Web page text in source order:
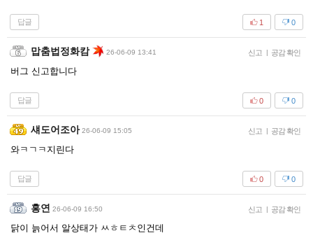
답글 0
1
맙춤법정화캄 26-06-09 13:41 신고 | 공감 확인
버그 신고합니다
답글 0
0
섀도어조아 26-06-09 15:05 신고 | 공감 확인
와ㅋㄱㅋ지린다
답글 0
0
홍연 26-06-09 16:50 신고 | 공감 확인
닭이 늙어서 알상태가 ㅆㅎㅌㅊ인건데